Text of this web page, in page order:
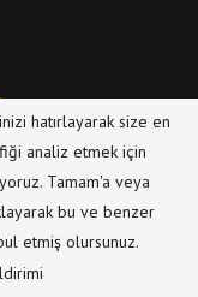
olsun. Kalmasın
mahzun gönül”
hatırlayarak size en
analiz etmek için
Tamam'a veya
bu ve benzer
etmiş olursunuz.